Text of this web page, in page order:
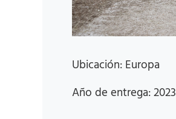
Ubicación: Europa
Año de entrega: 2023